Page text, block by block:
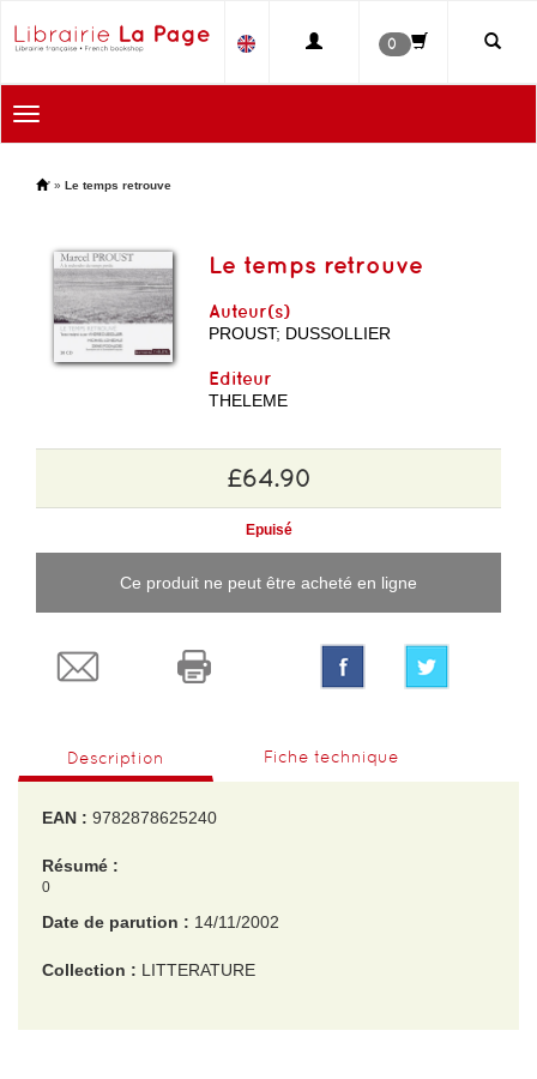
0
Toggle
navigation
' » Le temps retrouve
Le temps retrouve
Auteur(s)
PROUST; DUSSOLLIER
Editeur
THELEME
£64.90
Epuisé
Ce produit ne peut être acheté en ligne
Description Fiche technique
EAN : 9782878625240
Résumé :
0
Date de parution : 14/11/2002
Collection : LITTERATURE